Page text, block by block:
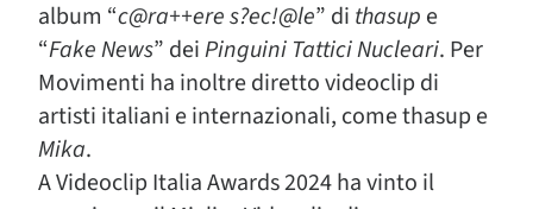
album “c@ra++ere s?ec!@le” di thasup e
“Fake News” deiPinguini Tattici Nucleari. Per
Movimenti ha inoltre diretto videoclip di
artisti italiani e internazionali, come thasup e
Mika.
A Videoclip Italia Awards 2024 ha vinto il